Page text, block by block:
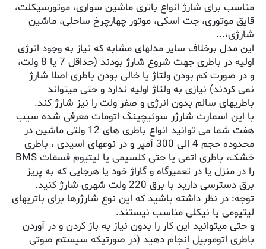
مناسب برای شارژ انواع باتری ماشین سواری، موتورسیکلت،
قایق موتوری، جت اسکی، موتور چهارچرخ ساحلی، ماشین
شارژی،...
این مدل برخلاف سایر مدلهای مشابه که نیاز به وجود انرژی
اولیه در باطری جهت شروع شارژ بودند (حداقل 7 یا 8 ولت،
و در صورت کم بودن ولتاژ یا خالی بودن باطری اصلا شارژ
نمی کردند) نیازی به ولتاژ اولیه ندارد و حتی میتواند
باطریهای سالم بدون انرژی و صفر ولت را نیز شارژ کند.
با این اسمارت شارژر سوئیچینگ اتومات معرفی شده سیب
هفت شما می توانید انواع باطری های 12 ولتی ماشین در
محدوده حجم 4 الی 300 آمپر و در نوعهای اسیدی ، باطری
خشک، باطری اتمی یا حتی کلسیمی یا لیتیوم فسفات BMS
را در منزل یا در تعمیرگاه و گاراژ خود یا هرجایی که به پریز
برق دسترسی دارید با برق 220 ولت شهری شارژ کنید.
توجه: در نظر داشته باشید که این نوع شارژرها برای باتریهای
لیتیومی یا نیکلی مناسب نیستند.
و حتی میتوانید این کار را بدون نیاز به باز کردن و در آوردن
باطری اتوموبیل انجام دهید (در صورتیکه سیستم صوتی